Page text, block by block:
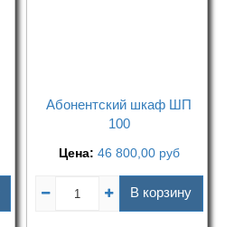
Абонентский шкаф ШП
100
Цена: 46 800,00 руб
В корзину